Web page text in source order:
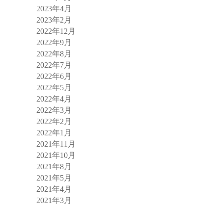
2023年4月
2023年2月
2022年12月
2022年9月
2022年8月
2022年7月
2022年6月
2022年5月
2022年4月
2022年3月
2022年2月
2022年1月
2021年11月
2021年10月
2021年8月
2021年5月
2021年4月
2021年3月